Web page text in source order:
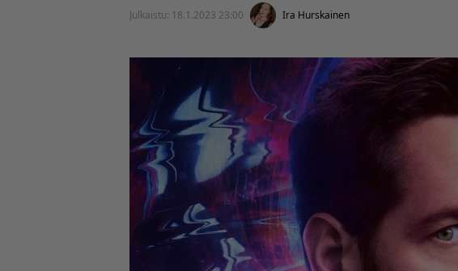
Julkaistu: 18.1.2023 23:00 Ira Hurskainen